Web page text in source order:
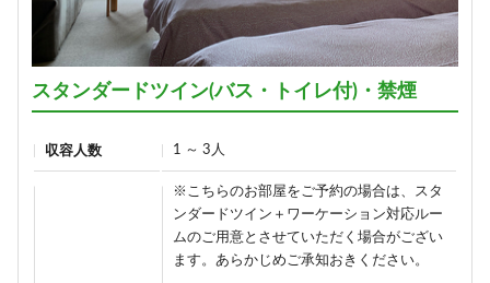
スタンダードツイン(バス・トイレ付)・禁煙
収容人数 1 ～ 3人
※こちらのお部屋をご予約の場合は、スタ
ンダードツイン＋ワーケーション対応ルー
ムのご用意とさせていただく場合がござい
ます。あらかじめご承知おきください。